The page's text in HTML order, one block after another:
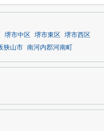
堺市中区 堺市東区
堺市西区
狭山市 南河内郡河南町